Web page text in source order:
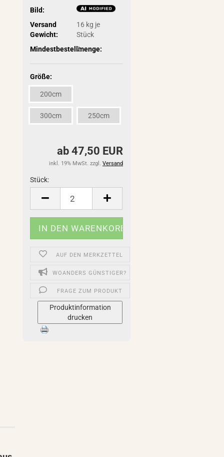
Bild:
Versand
Gewicht:
16 kg je
Stück
Mindestbestellmenge:
2
Größe:
200cm
300cm 250cm
ab 47,50 EUR
inkl. 19% MwSt. zzgl. Versand
Stück:
Stück
AUF DEN MERKZETTEL
WOANDERS GÜNSTIGER?
FRAGE ZUM PRODUKT
Produktinformation
drucken